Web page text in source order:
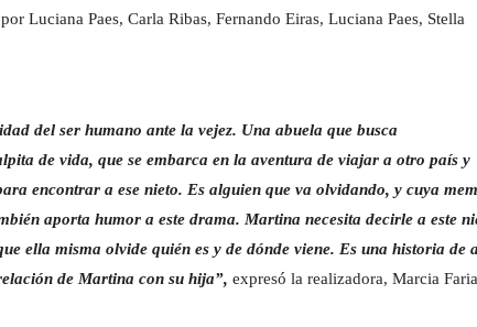
Luciana Paes, Carla Ribas, Fernando Eiras, Luciana Paes, Stella
del ser humano ante la vejez. Una abuela que busca
de vida, que se embarca en la aventura de viajar a otro país y
encontrar a ese nieto. Es alguien que va olvidando, y cuya
aporta humor a este drama. Martina necesita decirle a este
ella misma olvide quién es y de dónde viene. Es una historia de
de Martina con su hija”, expresó la realizadora, Marcia